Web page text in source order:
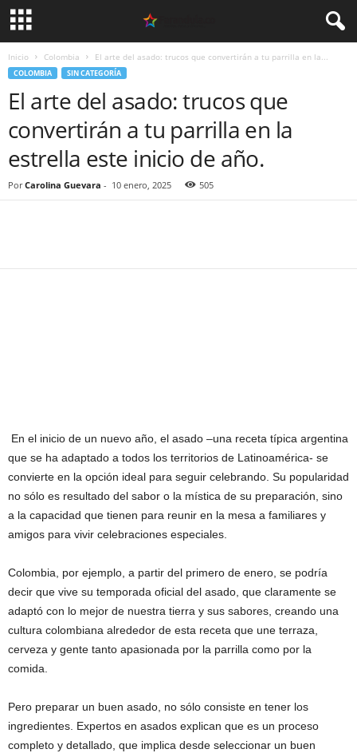
Inicio Colombia El arte del asado: trucos que convertirán a tu parrilla en la...
COLOMBIA SIN CATEGORÍA
El arte del asado: trucos que
convertirán a tu parrilla en la
estrella este inicio de año.
Por Carolina Guevara - 10 enero, 2025 505
En el inicio de un nuevo año, el asado –una receta típica argentina
que se ha adaptado a todos los territorios de Latinoamérica- se
convierte en la opción ideal para seguir celebrando. Su popularidad
no sólo es resultado del sabor o la mística de su preparación, sino
a la capacidad que tienen para reunir en la mesa a familiares y
amigos para vivir celebraciones especiales.
Colombia, por ejemplo, a partir del primero de enero, se podría
decir que vive su temporada oficial del asado, que claramente se
adaptó con lo mejor de nuestra tierra y sus sabores, creando una
cultura colombiana alrededor de esta receta que une terraza,
cerveza y gente tanto apasionada por la parrilla como por la
comida.
Pero preparar un buen asado, no sólo consiste en tener los
ingredientes. Expertos en asados explican que es un proceso
completo y detallado, que implica desde seleccionar un buen